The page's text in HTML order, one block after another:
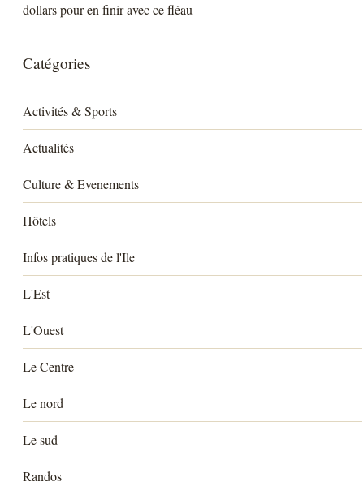
dollars pour en finir avec ce fléau
Catégories
Activités & Sports
Actualités
Culture & Evenements
Hôtels
Infos pratiques de l'Ile
L'Est
L'Ouest
Le Centre
Le nord
Le sud
Randos